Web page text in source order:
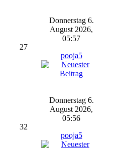
27
Donnerstag 6.
August 2026,
05:57
pooja5
32
Donnerstag 6.
August 2026,
05:56
pooja5